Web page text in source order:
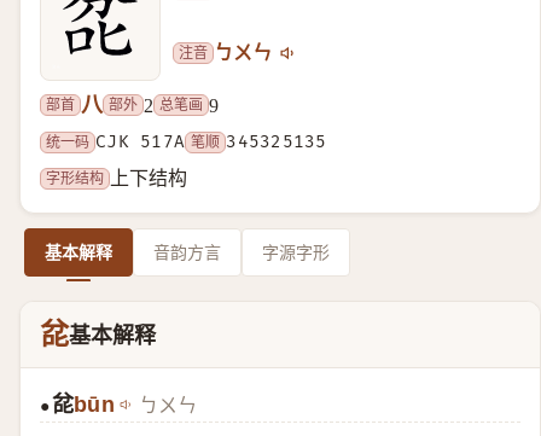
注音 ㄅㄨㄣ
部首 八 部外 2 总笔画 9
统一码 CJK 517A 笔顺 345325135
字形结构
上下结构
基本解释 音韵方言 字源字形
兺基本解释
●兺būn ㄅㄨㄣ